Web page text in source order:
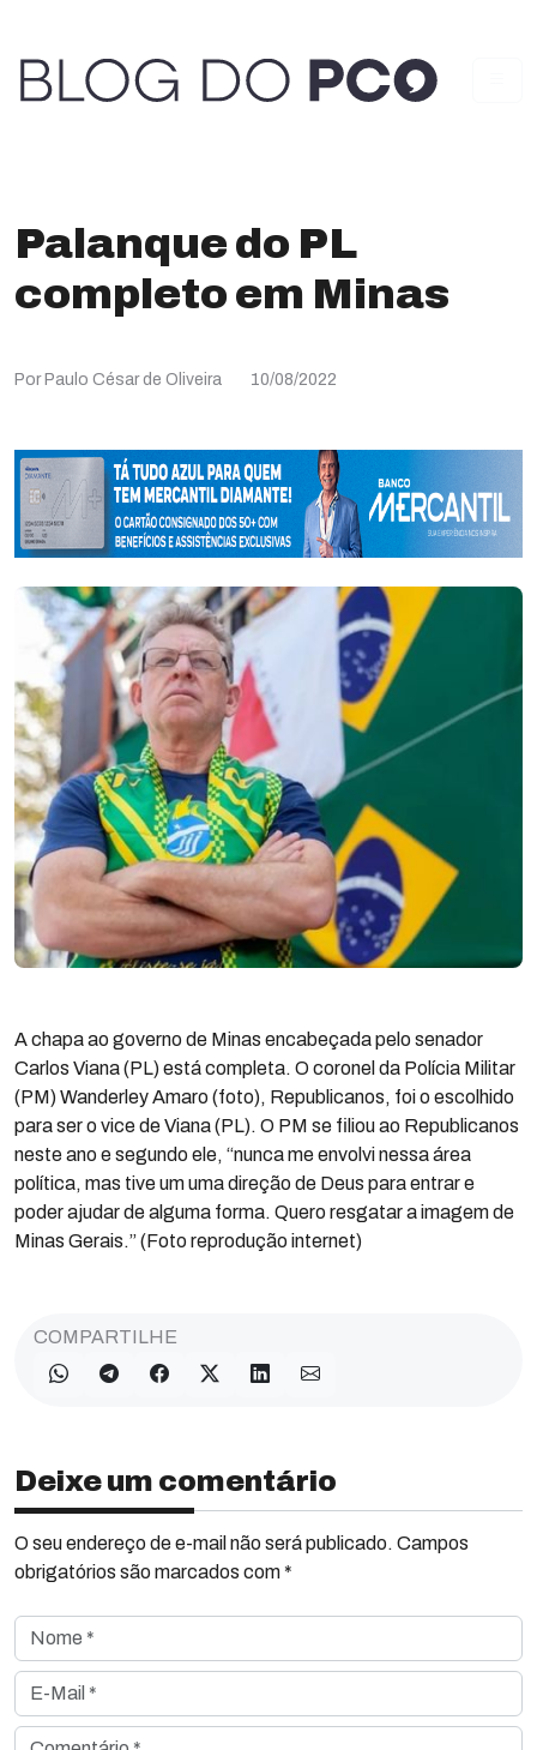
Palanque do PL
completo em Minas
Por Paulo César de Oliveira 10/08/2022
A chapa ao governo de Minas encabeçada pelo senador
Carlos Viana (PL) está completa. O coronel da Polícia Militar
(PM) Wanderley Amaro (foto), Republicanos, foi o escolhido
para ser o vice de Viana (PL). O PM se filiou ao Republicanos
neste ano e segundo ele, “nunca me envolvi nessa área
política, mas tive um uma direção de Deus para entrar e
poder ajudar de alguma forma. Quero resgatar a imagem de
Minas Gerais.” (Foto reprodução internet)
COMPARTILHE
Deixe um comentário
O seu endereço de e-mail não será publicado. Campos
obrigatórios são marcados com *
Nome *
E-Mail *
Comentário *